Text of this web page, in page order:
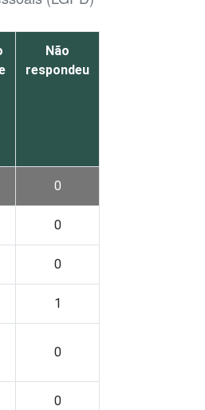
Não
respondeu
0
0
0
1
0
0